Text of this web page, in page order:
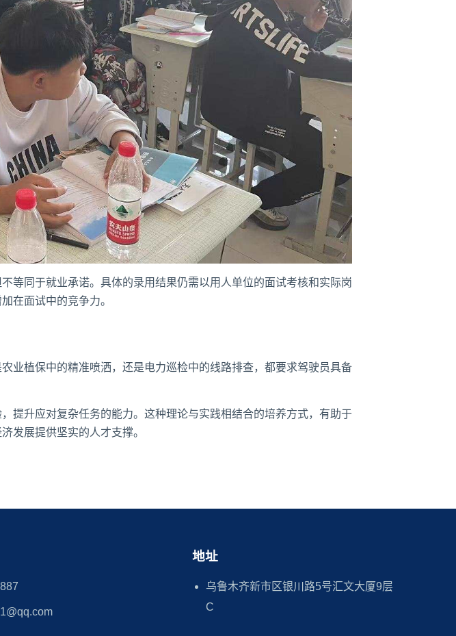
等同于就业承诺。具体的录用结果仍需以用人单位的面试考核和实际岗
在面试中的竞争力。
业植保中的精准喷洒，还是电力巡检中的线路排查，都要求驾驶员具备
提升应对复杂任务的能力。这种理论与实践相结合的培养方式，有助于
发展提供坚实的人才支撑。
地址
乌鲁木齐新市区银川路5号汇文大厦9层
C